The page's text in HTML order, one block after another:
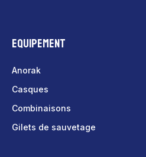
Equipement
Anorak
Casques
Combinaisons
Gilets de sauvetage